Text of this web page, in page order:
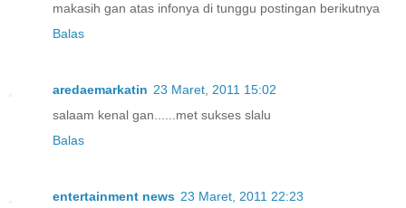
makasih gan atas infonya di tunggu postingan berikutnya
Balas
aredaemarkatin 23 Maret, 2011 15:02
salaam kenal gan......met sukses slalu
Balas
entertainment news 23 Maret, 2011 22:23